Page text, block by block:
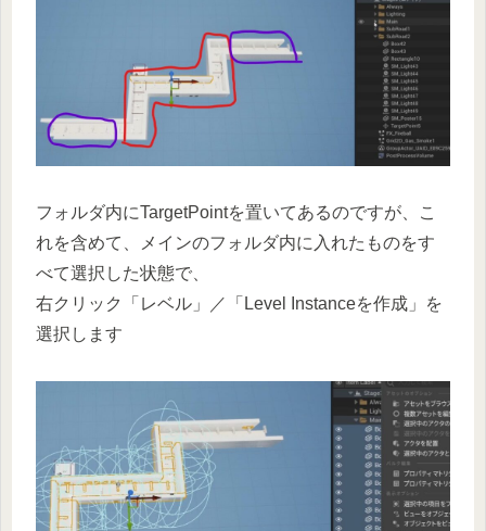
フォルダ内にTargetPointを置いてあるのですが、こ
れを含めて、メインのフォルダ内に入れたものをす
べて選択した状態で、
右クリック「レベル」／「Level Instanceを作成」を
選択します